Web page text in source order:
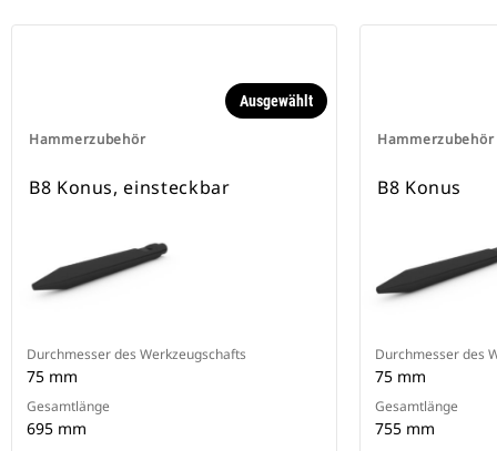
Hammerzubehör
Ausgewählt
B8 Konus, einsteckbar
Durchmesser des Werkzeugschafts
75 mm
Gesamtlänge
695 mm
Hammerzubehör
B8 Konus
Durchmesser des
75 mm
Gesamtlänge
755 mm